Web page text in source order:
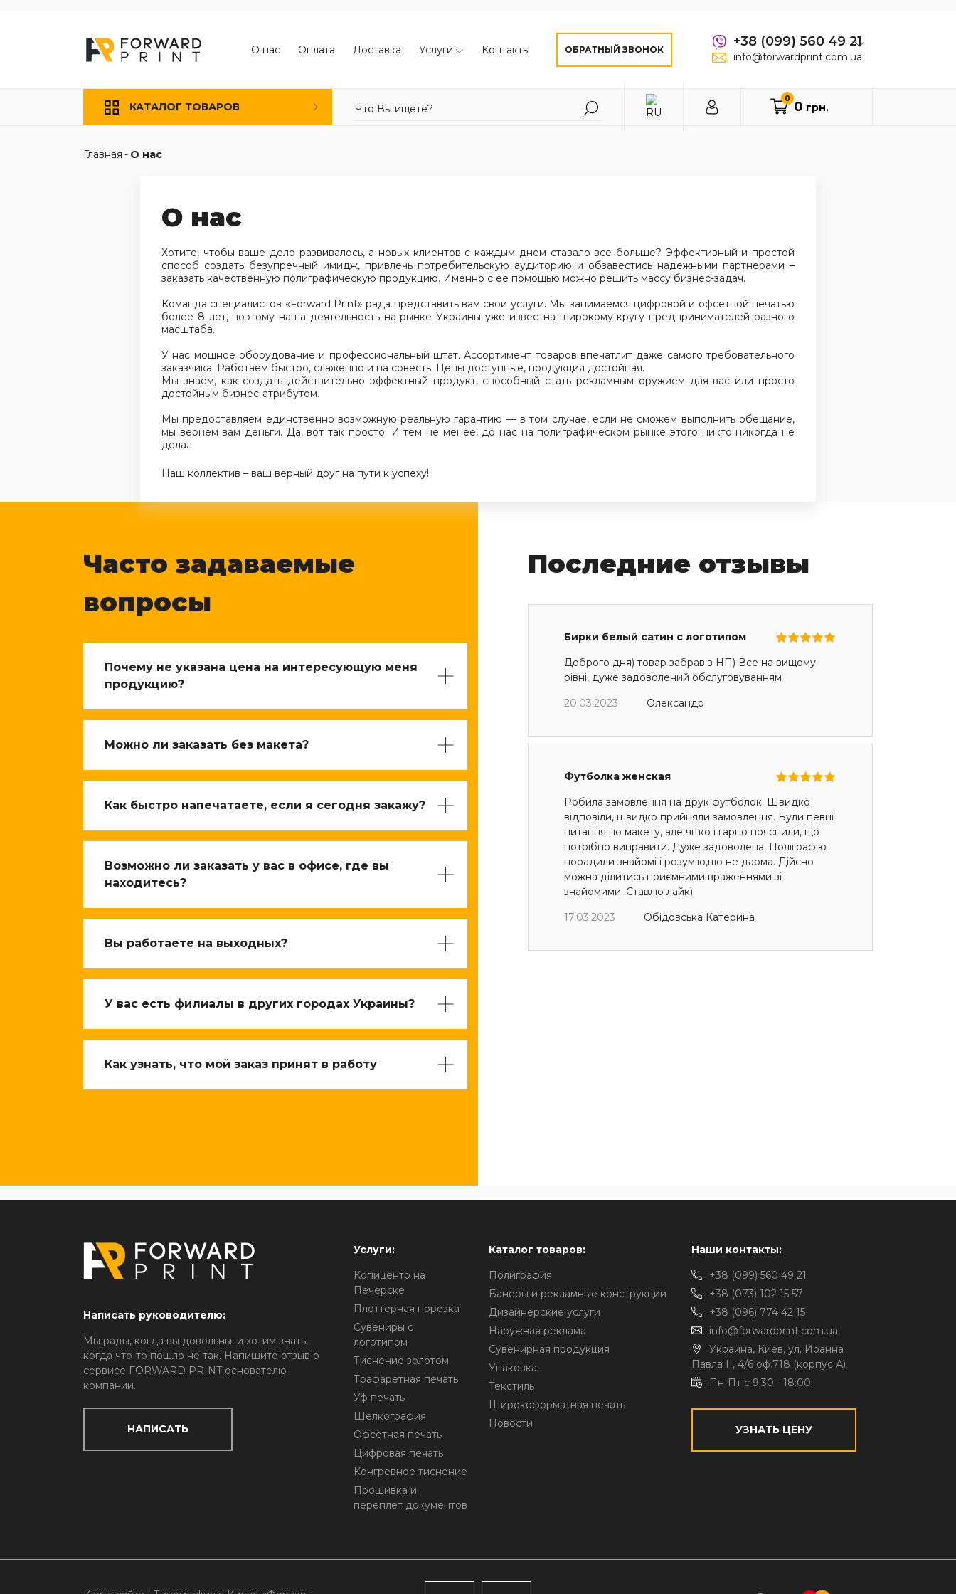
О нас Оплата Доставка Услуги Контакты ОБРАТНЫЙ ЗВОНОК
+38 (099) 560 49 21
info@forwardprint.com.ua
КАТАЛОГ ТОВАРОВ
0
0 грн.
Главная - О нас
О нас
Хотите, чтобы ваше дело развивалось, а новых клиентов с каждым днем ставало все больше? Эффективный и простой
способ создать безупречный имидж, привлечь потребительскую аудиторию и обзавестись надежными партнерами –
заказать качественную полиграфическую продукцию. Именно с ее помощью можно решить массу бизнес-задач.
Команда специалистов «Forward Print» рада представить вам свои услуги. Мы занимаемся цифровой и офсетной печатью
более 8 лет, поэтому наша деятельность на рынке Украины уже известна широкому кругу предпринимателей разного
масштаба.
У нас мощное оборудование и профессиональный штат. Ассортимент товаров впечатлит даже самого требовательного
заказчика. Работаем быстро, слаженно и на совесть. Цены доступные, продукция достойная.
Мы знаем, как создать действительно эффектный продукт, способный стать рекламным оружием для вас или просто
достойным бизнес-атрибутом.
Мы предоставляем единственно возможную реальную гарантию — в том случае, если не сможем выполнить обещание,
мы вернем вам деньги. Да, вот так просто. И тем не менее, до нас на полиграфическом рынке этого никто никогда не
делал
Наш коллектив – ваш верный друг на пути к успеху!
Часто задаваемые
вопросы
Почему не указана цена на интересующую меня
продукцию?
Можно ли заказать без макета?
Как быстро напечатаете, если я сегодня закажу?
Возможно ли заказать у вас в офисе, где вы
находитесь?
Вы работаете на выходных?
У вас есть филиалы в других городах Украины?
Как узнать, что мой заказ принят в работу
Последние отзывы
Бирки белый сатин с логотипом
Доброго дня) товар забрав з НП) Все на вищому
рівні, дуже задоволений обслуговуванням
20.03.2023
Олександр
Футболка женская
Робила замовлення на друк футболок. Швидко
відповіли, швидко прийняли замовлення. Були певні
питання по макету, але чітко і гарно пояснили, що
потрібно виправити. Дуже задоволена. Поліграфію
порадили знайомі і розумію,що не дарма. Дійсно
можна ділитись приємними враженнями зі
знайомими. Ставлю лайк)
17.03.2023
Обідовська Катерина
Написать руководителю:
Мы рады, когда вы довольны, и хотим знать,
когда что-то пошло не так. Напишите отзыв о
сервисе FORWARD PRINT основателю
компании.
НАПИСАТЬ
Услуги:
Копицентр на
Печерске
Плоттерная порезка
Сувениры с
логотипом
Тиснение золотом
Трафаретная печать
Уф печать
Шелкография
Офсетная печать
Цифровая печать
Конгревное тиснение
Прошивка и
переплет документов
Каталог товаров:
Полиграфия
Банеры и рекламные конструкции
Дизайнерские услуги
Наружная реклама
Сувенирная продукция
Упаковка
Текстиль
Широкоформатная печать
Новости
Наши контакты:
+38 (099) 560 49 21
+38 (073) 102 15 57
+38 (096) 774 42 15
info@forwardprint.com.ua
Украина, Киев, ул. Иоанна
Павла II, 4/6 оф.718 (корпус А)
Пн-Пт с 9:30 - 18:00
УЗНАТЬ ЦЕНУ